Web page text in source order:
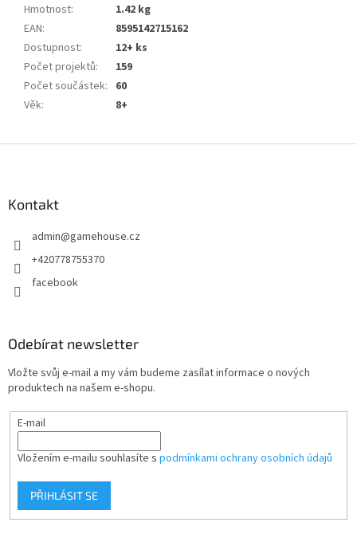
Hmotnost:
1.42 kg
EAN:
8595142715162
Dostupnost:
12+ ks
Počet projektů:
159
Počet součástek: 60
Věk: 8+
Kontakt
admin@gamehouse.cz
+420778755370
facebook
Odebírat newsletter
Vložte svůj e-mail a my vám budeme zasílat informace o nových
produktech na našem e-shopu.
E-mail
Vložením e-mailu souhlasíte s podmínkami ochrany osobních údajů
PŘIHLÁSIT SE